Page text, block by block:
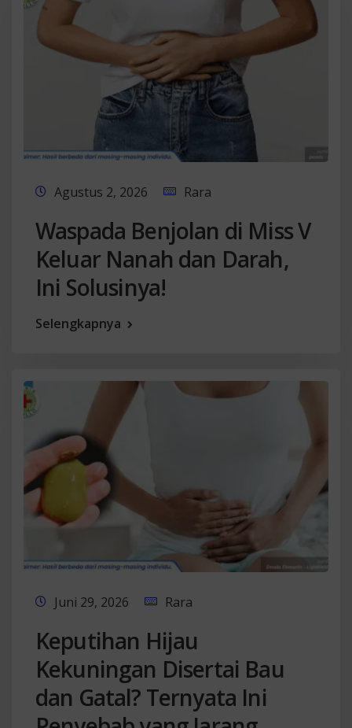
Agustus 2, 2026 Rara
Waspada Benjolan di Miss V
Keluar Nanah dan Darah,
Ini Solusinya!
Selengkapnya
Juni 29, 2026 Rara
Keputihan Hijau
Kekuningan Disertai Bau
dan Gatal? Ternyata Ini